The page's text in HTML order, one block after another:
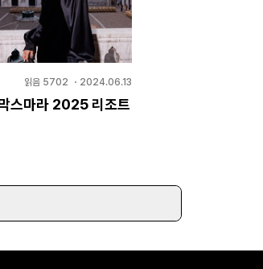
읽음 5702 ・ 2024.06.13
스마라 2025 리조트